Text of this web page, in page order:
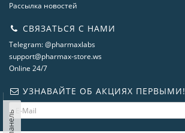
Рассылка новостей
СВЯЗАТЬСЯ С НАМИ
Telegram: @pharmaxlabs
support@pharmax-store.ws
Online 24/7
УЗНАВАЙТЕ ОБ АКЦИЯХ ПЕРВЫМИ!